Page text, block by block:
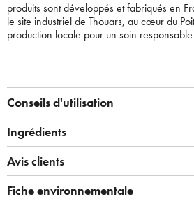
produits sont développés et fabriqués en
le site industriel de Thouars, au cœur du
production locale pour un soin
Conseils d'utilisation
Ingrédients
Avis clients
Fiche environnementale